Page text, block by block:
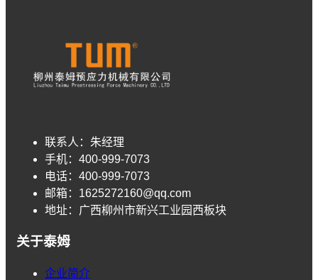
联系人： 朱经理
手机： 400-999-7073
电话： 400-999-7073
邮箱： 1625272160@qq.com
地址： 广西柳州市新兴工业园西板块
关于泰姆
企业简介